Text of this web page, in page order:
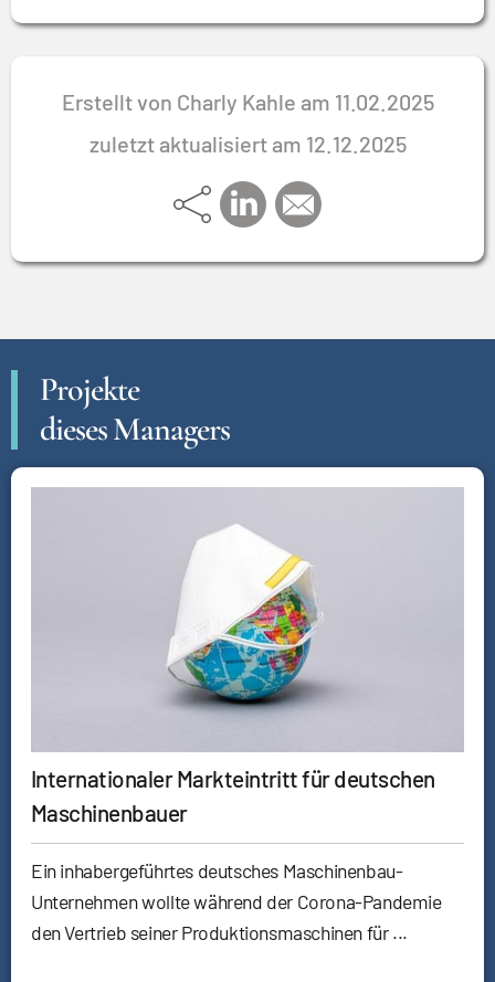
Erstellt von Charly Kahle am 11.02.2025
zuletzt aktualisiert am 12.12.2025
Projekte
dieses Managers
Internationaler Markteintritt für deutschen
Maschinenbauer
Ein inhabergeführtes deutsches Maschinenbau-
Unternehmen wollte während der Corona-Pandemie
den Vertrieb seiner Produktionsmaschinen für ...